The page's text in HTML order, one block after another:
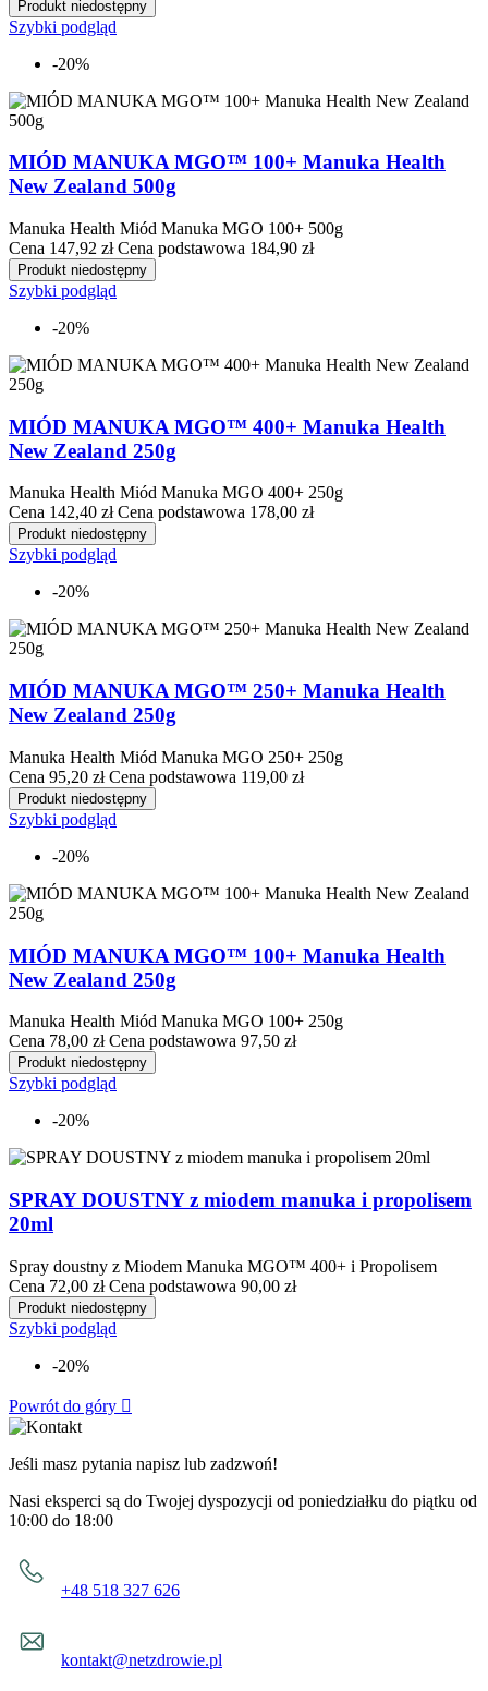
Produkt niedostępny
Szybki podgląd
-20%
MIÓD MANUKA MGO™ 100+ Manuka Health
New Zealand 500g
Manuka Health Miód Manuka MGO 100+ 500g
Cena 147,92 zł Cena podstawowa 184,90 zł
Produkt niedostępny
Szybki podgląd
-20%
MIÓD MANUKA MGO™ 400+ Manuka Health
New Zealand 250g
Manuka Health Miód Manuka MGO 400+ 250g
Cena 142,40 zł Cena podstawowa 178,00 zł
Produkt niedostępny
Szybki podgląd
-20%
MIÓD MANUKA MGO™ 250+ Manuka Health
New Zealand 250g
Manuka Health Miód Manuka MGO 250+ 250g
Cena 95,20 zł Cena podstawowa 119,00 zł
Produkt niedostępny
Szybki podgląd
-20%
MIÓD MANUKA MGO™ 100+ Manuka Health
New Zealand 250g
Manuka Health Miód Manuka MGO 100+ 250g
Cena 78,00 zł Cena podstawowa 97,50 zł
Produkt niedostępny
Szybki podgląd
-20%
SPRAY DOUSTNY z miodem manuka i propolisem
20ml
Spray doustny z Miodem Manuka MGO™ 400+ i Propolisem
Cena 72,00 zł Cena podstawowa 90,00 zł
Produkt niedostępny
Szybki podgląd
-20%
Powrót do góry 
Jeśli masz pytania napisz lub zadzwoń!
Nasi eksperci są do Twojej dyspozycji od poniedziałku do piątku od
10:00 do 18:00
+48 518 327 626
kontakt@netzdrowie.pl